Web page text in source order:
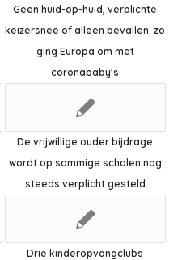
Geen huid-op-huid, verplichte
keizersnee of alleen bevallen: zo
ging Europa om met
coronababy’s
De vrijwillige ouder bijdrage
wordt op sommige scholen nog
steeds verplicht gesteld
Drie kinderopvangclubs